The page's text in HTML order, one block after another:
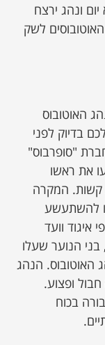
ונהג ירצח
לשק
האוטובוס
בדיוק לפני
חברת "סופרבוס"
את ראשו
קשות. המקרה
להשתעשע
איגוד וועד
הנוער שעלו
האוטובוס. הנהג
ופצוע.
בכוח